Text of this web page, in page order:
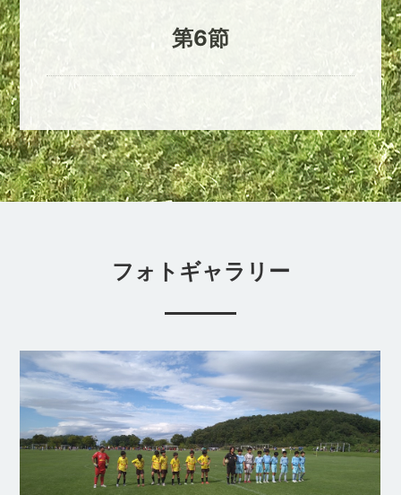
第6節
フォトギャラリー